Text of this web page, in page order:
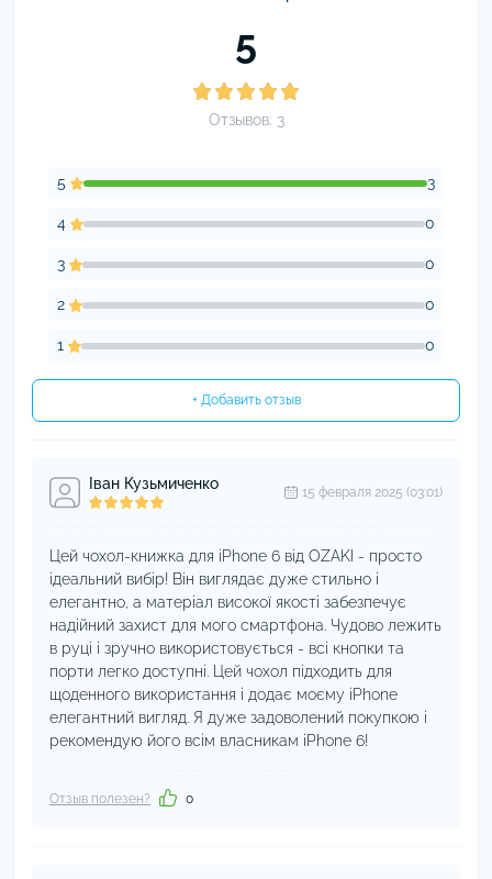
5
Отзывов: 3
5 3
4 0
3 0
2 0
1 0
+ Добавить отзыв
Іван Кузьмиченко 15 февраля 2025 (03:01)
Цей чохол-книжка для iPhone 6 від OZAKI - просто
ідеальний вибір! Він виглядає дуже стильно і
елегантно, а матеріал високої якості забезпечує
надійний захист для мого смартфона. Чудово лежить
в руці і зручно використовується - всі кнопки та
порти легко доступні. Цей чохол підходить для
щоденного використання і додає моєму iPhone
елегантний вигляд. Я дуже задоволений покупкою і
рекомендую його всім власникам iPhone 6!
Отзыв полезен? 0